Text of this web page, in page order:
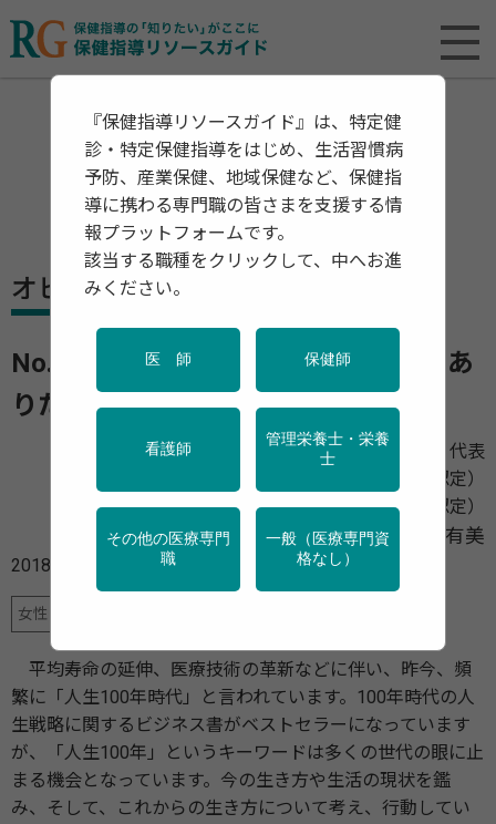
オピニオン
No.3 中年期の健康運動の考え方 ～あ
りたい体と心を創る～
ブレインラボカマクラ
代表
パーソナルフィットネストレーナー（NESTA認定）
健康運動指導士（健康・体力づくり事業財団認定）
前田 有美
2018年07月11日
女性のライフステージと、体と心の健康運動
平均寿命の延伸、医療技術の革新などに伴い、昨今、頻
繁に「人生100年時代」と言われています。100年時代の人
生戦略に関するビジネス書がベストセラーになっています
が、「人生100年」というキーワードは多くの世代の眼に止
まる機会となっています。今の生き方や生活の現状を鑑
み、そして、これからの生き方について考え、行動してい
『保健指導リソースガイド』は、特定健
診・特定保健指導をはじめ、生活習慣病
予防、産業保健、地域保健など、保健指
導に携わる専門職の皆さまを支援する情
報プラットフォームです。
該当する職種をクリックして、中へお進
みください。
医 師 保健師
看護師
管理栄養士・栄養
士
その他の医療専門
職
一般（医療専門資
格なし）